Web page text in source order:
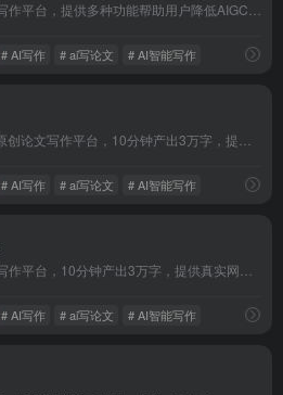
# AI写作 # ai写论文 # AI智能写作
# AI写作 # ai写论文 # AI智能写作
# AI写作 # ai写论文 # AI智能写作